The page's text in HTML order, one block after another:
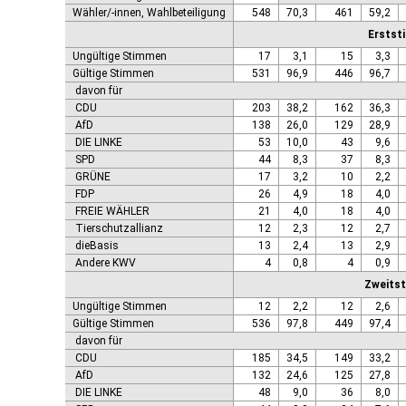
Genthin, Stadt
Gerbstedt, Stadt
Gleina
Goldbeck
Gommern, Stadt
Goseck
Gräfenhainichen, Stadt
Gröningen, Stadt
Groß Quenstedt
Güsten, Stadt
Gutenborn
Halberstadt, Stadt
Haldensleben, Stadt
Halle (Saale), Stadt
Harbke
Harzgerode, Stadt
Hassel
Havelberg, Hansestadt
Hecklingen, Stadt
Hedersleben
Helbra
Wähler/-innen, Wahlbeteiligung
548 70,3 461
59,2
Ungültige Stimmen
17 3,1 15
3,3
Gültige Stimmen
531 96,9 446
96,7
davon für
CDU
203 38,2 162
36,3
AfD
138 26,0 129
28,9
DIE LINKE
53 10,0 43
9,6
SPD
44 8,3 37
8,3
GRÜNE
17 3,2 10
2,2
FDP
26 4,9 18
4,0
FREIE WÄHLER
21 4,0 18
4,0
Tierschutzallianz
12 2,3 12
2,7
dieBasis
13 2,4 13
2,9
Andere KWV
4 0,8 4
0,9
Ungültige Stimmen
12 2,2 12
2,6
Gültige Stimmen
536 97,8 449
97,4
davon für
CDU
185 34,5 149
33,2
AfD
132 24,6 125
27,8
DIE LINKE
48 9,0 36
8,0